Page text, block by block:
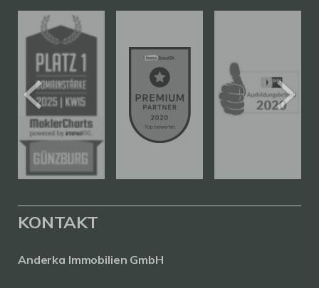
KONTAKT
Anderka Immobilien GmbH